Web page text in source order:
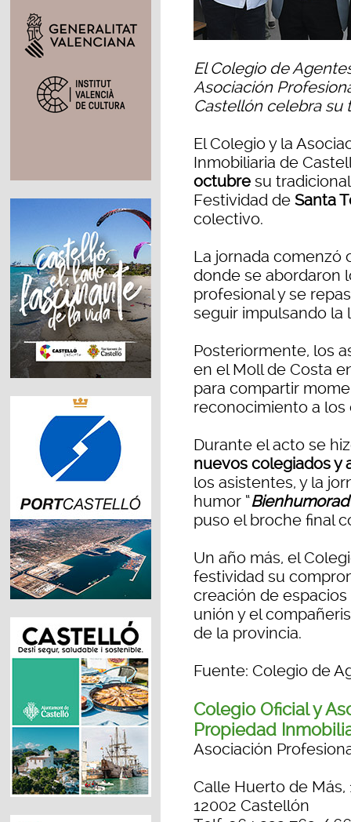
El Colegio de
Asociación
Castellón celebra su
El Colegio y la
Inmobiliaria de
octubre su
Festividad de Santa
colectivo.
La jornada comenzó
donde se abordaron
profesional y se
seguir impulsando la
Posteriormente, los
en el Moll de Costa
para compartir
reconocimiento a los
Durante el acto se
nuevos colegiados y
los asistentes, y la
humor “
puso el broche final
Un año más, el
festividad su
creación de
unión y el
de la provincia.
Fuente: Colegio de
Colegio Oficial y
Propiedad
Asociación
Calle Huerto de Más,
12002 Castellón